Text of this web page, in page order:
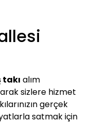
alım
sizlere hizmet
gerçek
satmak için